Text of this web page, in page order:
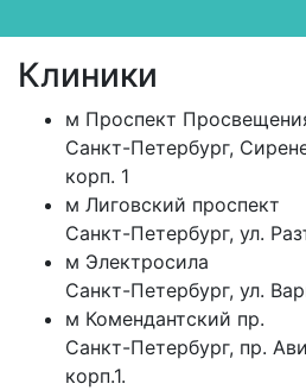
Клиники
м Проспект
Санкт-Петербург,
корп. 1
м Лиговский проспект
Санкт-Петербург, ул.
м Электросила
Санкт-Петербург, ул.
м Комендантский пр.
Санкт-Петербург, пр.
корп.1.